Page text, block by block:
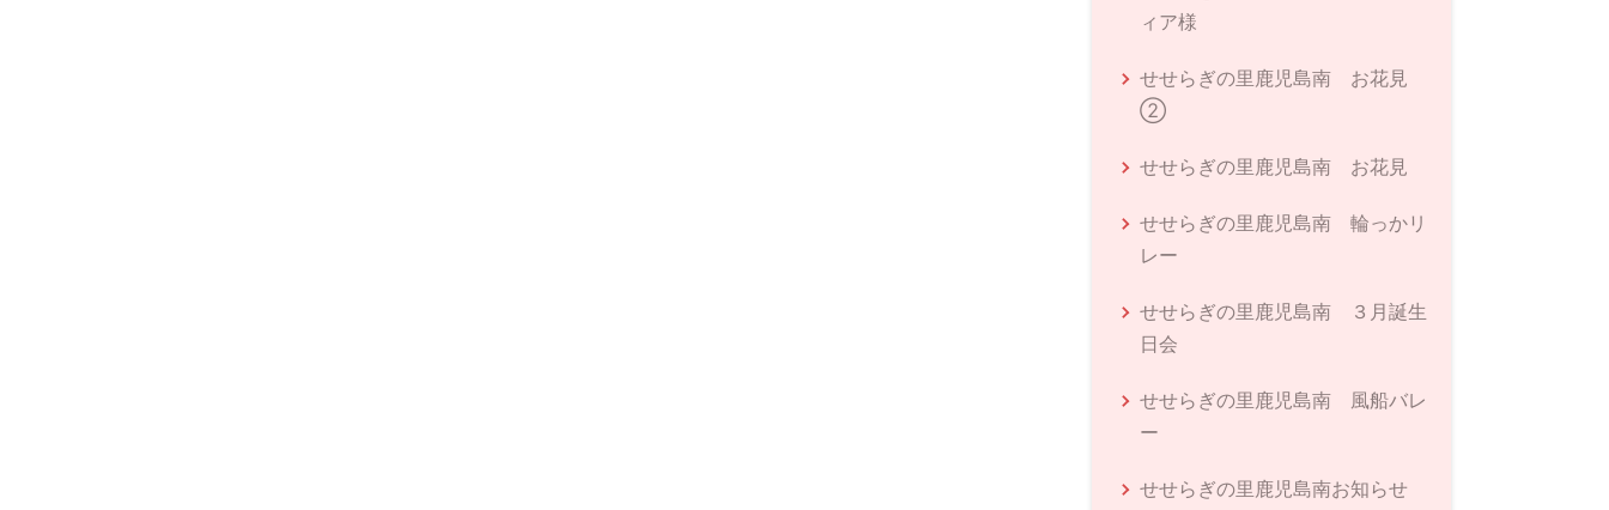
ィア様
せせらぎの里鹿児島南 お花見
②
せせらぎの里鹿児島南 お花見
せせらぎの里鹿児島南 輪っかリ
レー
せせらぎの里鹿児島南 ３月誕生
日会
せせらぎの里鹿児島南 風船バレ
ー
せせらぎの里鹿児島南お知らせ